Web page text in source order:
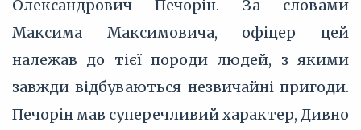
Олександрович Печорін. За словами
Максима Максимовича, офіцер цей
належав до тієї породи людей, з якими
завжди відбуваються незвичайні пригоди.
Печорін мав суперечливий характер, Дивно